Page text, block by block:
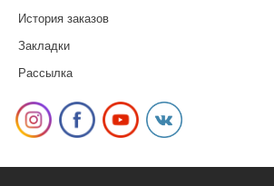
История заказов
Закладки
Рассылка